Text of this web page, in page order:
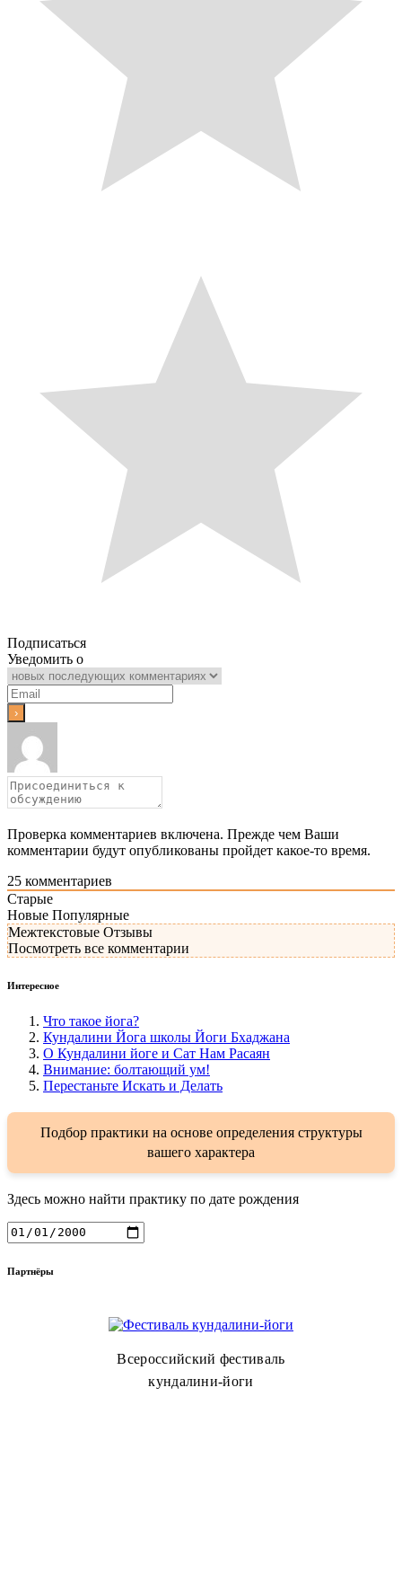
Подписаться
Уведомить о
Проверка комментариев включена. Прежде чем Ваши
комментарии будут опубликованы пройдет какое-то время.
25 комментариев
Старые
Новые Популярные
Межтекстовые Отзывы
Посмотреть все комментарии
Интересное
Что такое йога?
Кундалини Йога школы Йоги Бхаджана
О Кундалини йоге и Сат Нам Расаян
Внимание: болтающий ум!
Перестаньте Искать и Делать
Подбор практики на основе определения структуры
вашего характера
Здесь можно найти практику по дате рождения
Партнёры
Всероссийский фестиваль
кундалини-йоги